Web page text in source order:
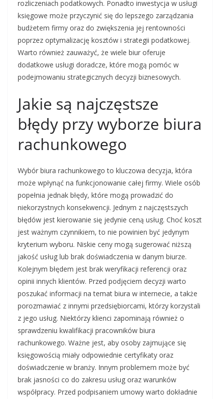
rozliczeniach podatkowych. Ponadto inwestycja w usługi
księgowe może przyczynić się do lepszego zarządzania
budżetem firmy oraz do zwiększenia jej rentowności
poprzez optymalizację kosztów i strategii podatkowej.
Warto również zauważyć, że wiele biur oferuje
dodatkowe usługi doradcze, które mogą pomóc w
podejmowaniu strategicznych decyzji biznesowych.
Jakie są najczęstsze
błędy przy wyborze biura
rachunkowego
Wybór biura rachunkowego to kluczowa decyzja, która
może wpłynąć na funkcjonowanie całej firmy. Wiele osób
popełnia jednak błędy, które mogą prowadzić do
niekorzystnych konsekwencji. Jednym z najczęstszych
błędów jest kierowanie się jedynie ceną usług. Choć koszt
jest ważnym czynnikiem, to nie powinien być jedynym
kryterium wyboru. Niskie ceny mogą sugerować niższą
jakość usług lub brak doświadczenia w danym biurze.
Kolejnym błędem jest brak weryfikacji referencji oraz
opinii innych klientów. Przed podjęciem decyzji warto
poszukać informacji na temat biura w internecie, a także
porozmawiać z innymi przedsiębiorcami, którzy korzystali
z jego usług. Niektórzy klienci zapominają również o
sprawdzeniu kwalifikacji pracowników biura
rachunkowego. Ważne jest, aby osoby zajmujące się
księgowością miały odpowiednie certyfikaty oraz
doświadczenie w branży. Innym problemem może być
brak jasności co do zakresu usług oraz warunków
współpracy. Przed podpisaniem umowy warto dokładnie